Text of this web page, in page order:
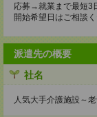
応募→就業まで最短3
開始希望日はご相談
派遣先の概要
社名
人気大手介護施設～